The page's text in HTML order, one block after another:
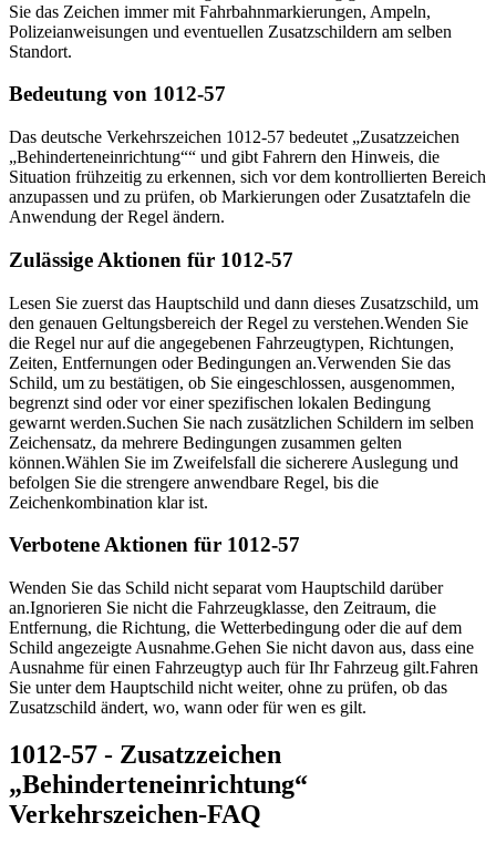
Sie das Zeichen immer mit Fahrbahnmarkierungen, Ampeln,
Polizeianweisungen und eventuellen Zusatzschildern am selben
Standort.
Bedeutung von 1012-57
Das deutsche Verkehrszeichen 1012-57 bedeutet „Zusatzzeichen
„Behinderteneinrichtung““ und gibt Fahrern den Hinweis, die
Situation frühzeitig zu erkennen, sich vor dem kontrollierten Bereich
anzupassen und zu prüfen, ob Markierungen oder Zusatztafeln die
Anwendung der Regel ändern.
Zulässige Aktionen für 1012-57
Lesen Sie zuerst das Hauptschild und dann dieses Zusatzschild, um
den genauen Geltungsbereich der Regel zu verstehen.Wenden Sie
die Regel nur auf die angegebenen Fahrzeugtypen, Richtungen,
Zeiten, Entfernungen oder Bedingungen an.Verwenden Sie das
Schild, um zu bestätigen, ob Sie eingeschlossen, ausgenommen,
begrenzt sind oder vor einer spezifischen lokalen Bedingung
gewarnt werden.Suchen Sie nach zusätzlichen Schildern im selben
Zeichensatz, da mehrere Bedingungen zusammen gelten
können.Wählen Sie im Zweifelsfall die sicherere Auslegung und
befolgen Sie die strengere anwendbare Regel, bis die
Zeichenkombination klar ist.
Verbotene Aktionen für 1012-57
Wenden Sie das Schild nicht separat vom Hauptschild darüber
an.Ignorieren Sie nicht die Fahrzeugklasse, den Zeitraum, die
Entfernung, die Richtung, die Wetterbedingung oder die auf dem
Schild angezeigte Ausnahme.Gehen Sie nicht davon aus, dass eine
Ausnahme für einen Fahrzeugtyp auch für Ihr Fahrzeug gilt.Fahren
Sie unter dem Hauptschild nicht weiter, ohne zu prüfen, ob das
Zusatzschild ändert, wo, wann oder für wen es gilt.
1012-57 - Zusatzzeichen
„Behinderteneinrichtung“
Verkehrszeichen-FAQ